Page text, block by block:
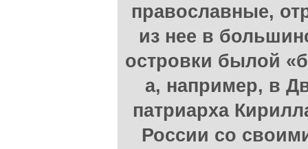
православные,
из нее в
островки былой
а, например, в
патриарха
России со